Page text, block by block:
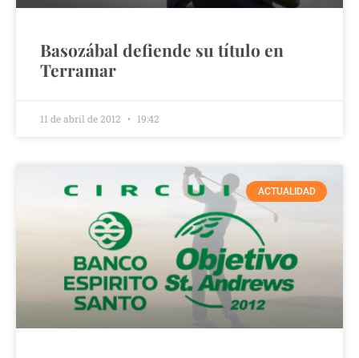
Basozábal defiende su título en
Terramar
11 de abril de 2012 19:42
ACTUALIDAD